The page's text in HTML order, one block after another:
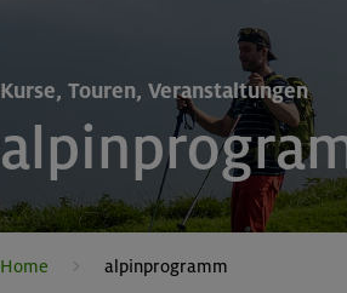
Kurse, Touren, Veranstaltungen
Home alpinprogramm